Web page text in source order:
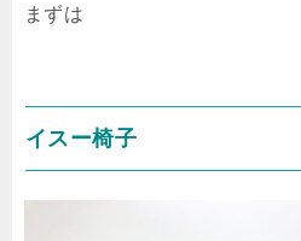
まずは
イスー椅子